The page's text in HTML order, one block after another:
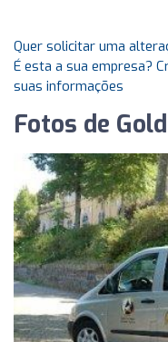
Quer solicitar uma
É esta a sua empresa?
suas informações
Fotos de